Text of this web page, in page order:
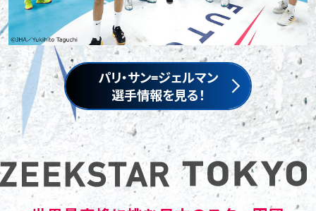
パリ・サン=ジェルマン
選手情報を見る！